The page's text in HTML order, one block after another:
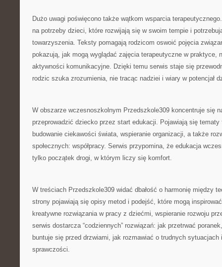
Dużo uwagi poświęcono także wątkom wsparcia
na potrzeby dzieci, które rozwijają się w swoim tempie i
towarzyszenia. Teksty pomagają rodzicom oswoić pojęcia
pokazują, jak mogą wyglądać zajęcia terapeutyczne w praktyce,
aktywności komunikacyjne. Dzięki temu serwis staje się
rodzic szuka zrozumienia, nie tracąc nadziei i wiary w potencjał
W obszarze wczesnoszkolnym Przedszkole309 koncentruje się
przeprowadzić dziecko przez start edukacji. Pojawiają się tematy
budowanie ciekawości świata, wspieranie organizacji, a także
społecznych: współpracy. Serwis przypomina, że edukacja
tylko początek drogi, w którym liczy się komfort.
W treściach Przedszkole309 widać dbałość o harmonię między
strony pojawiają się opisy metod i podejść, które mogą
kreatywne rozwiązania w pracy z dziećmi, wspieranie rozwoju
serwis dostarcza “codziennych” rozwiązań: jak przetrwać
buntuje się przed drzwiami, jak rozmawiać o trudnych
sprawczości.